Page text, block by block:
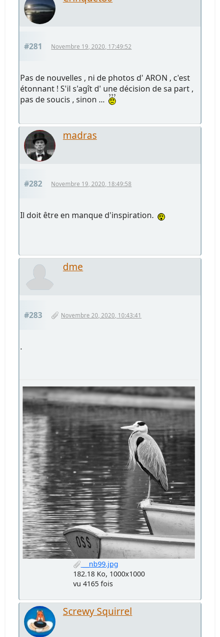
#281 Novembre 19, 2020, 17:49:52
Pas de nouvelles , ni de photos d' ARON , c'est
étonnant ! S'il s'agît d' une décision de sa part ,
pas de soucis , sinon ...
madras
#282 Novembre 19, 2020, 18:49:58
Il doit être en manque d'inspiration.
dme
#283 Novembre 20, 2020, 10:43:41
.
__nb99.jpg
182.18 Ko, 1000x1000
vu 4165 fois
Screwy Squirrel